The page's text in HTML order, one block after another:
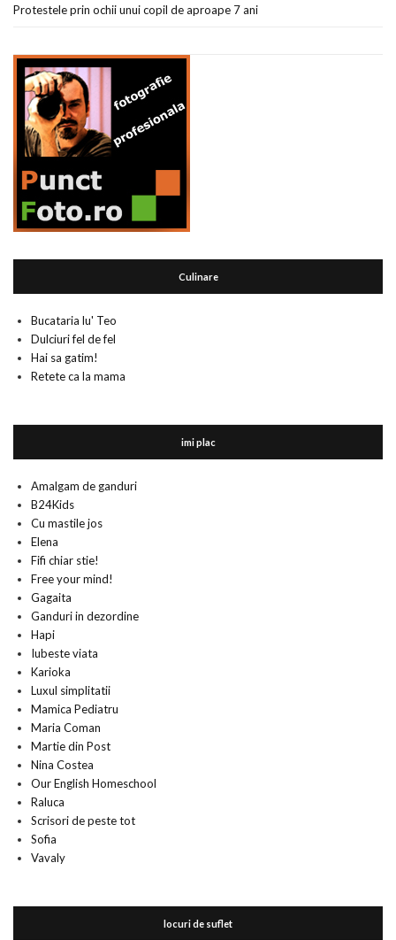
Protestele prin ochii unui copil de aproape 7 ani
Culinare
Bucataria lu' Teo
Dulciuri fel de fel
Hai sa gatim!
Retete ca la mama
imi plac
Amalgam de ganduri
B24Kids
Cu mastile jos
Elena
Fifi chiar stie!
Free your mind!
Gagaita
Ganduri in dezordine
Hapi
Iubeste viata
Karioka
Luxul simplitatii
Mamica Pediatru
Maria Coman
Martie din Post
Nina Costea
Our English Homeschool
Raluca
Scrisori de peste tot
Sofia
Vavaly
locuri de suflet